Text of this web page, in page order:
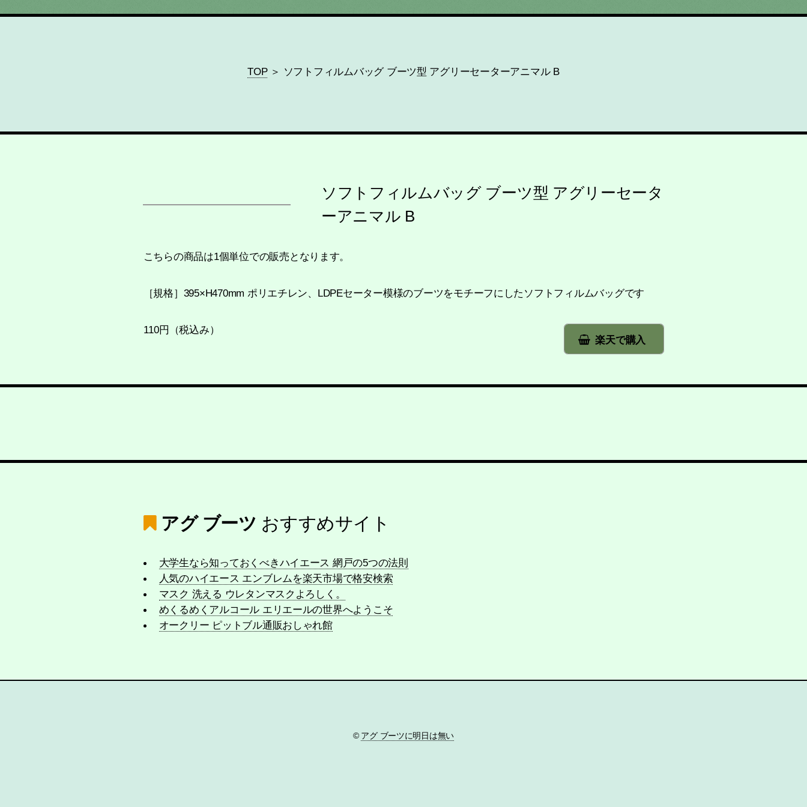
TOP＞ ソフトフィルムバッグ ブーツ型 アグリーセーターアニマル B
ソフトフィルムバッグ ブーツ型 アグリーセータ
ーアニマル B
こちらの商品は1個単位での販売となります。
［規格］395×H470mm ポリエチレン、LDPEセーター模様のブーツをモチーフにしたソフトフィルムバッグです
楽天で購入
110円（税込み）
アグ ブーツ おすすめサイト
大学生なら知っておくべきハイエース 網戸の5つの法則
人気のハイエース エンブレムを楽天市場で格安検索
マスク 洗える ウレタンマスクよろしく。
めくるめくアルコール エリエールの世界へようこそ
オークリー ピットブル通販おしゃれ館
© アグ ブーツに明日は無い